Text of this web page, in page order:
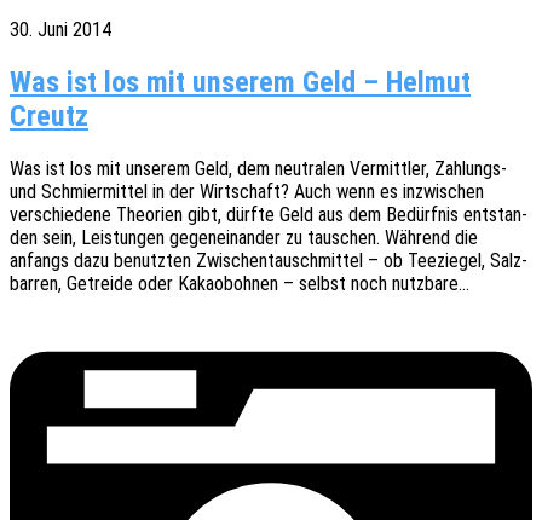
30. Juni 2014
Was ist los mit unserem Geld – Helmut
Creutz
Was ist los mit unse­rem Geld, dem neutra­len Vermitt­ler, Zahlungs-
und Schmier­mit­tel in der Wirt­schaft? Auch wenn es inzwi­schen
verschie­de­ne Theo­rien gibt, dürfte Geld aus dem Bedürf­nis entstan­
den sein, Leis­tun­gen gegen­ein­an­der zu tauschen. Während die
anfangs dazu benutz­ten Zwischen­tausch­mit­tel – ob Teezie­gel, Salz­
bar­ren, Getrei­de oder Kakao­boh­nen – selbst noch nutzbare…